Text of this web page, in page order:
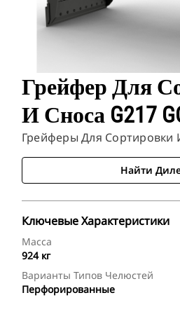
Грейфер Для
И Сноса G217
Грейферы Для Сортировки
Найти
Ключевые Характеристики
Масса
924 кг
Варианты Типов Челюстей
Перфорированные